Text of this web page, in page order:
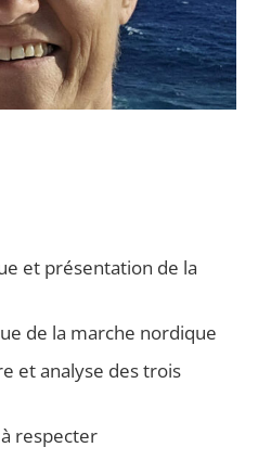
et présentation de la
de la marche nordique
et analyse des trois
respecter